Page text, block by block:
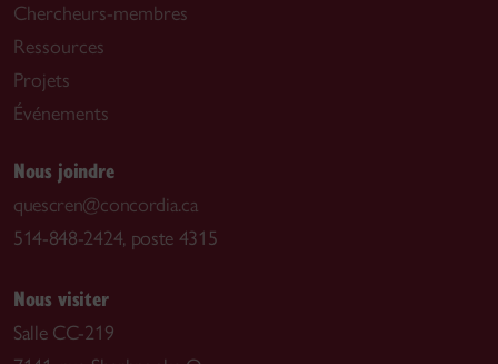
Chercheurs-membres
Ressources
Projets
Événements
Nous joindre
quescren@concordia.ca
514-848-2424, poste 4315
Nous visiter
Salle CC-219